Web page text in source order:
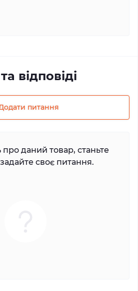
відповіді
питання
даний товар, станьте
своє питання.